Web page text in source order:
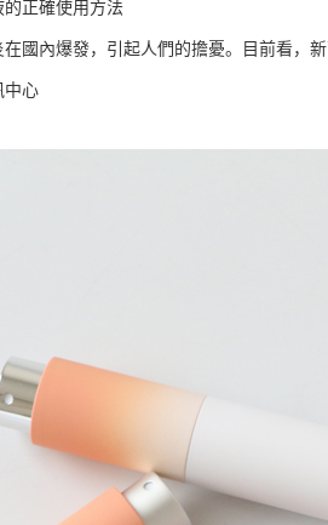
正確使用方法
國內爆發，引起人們的擔憂。目前看，
中心